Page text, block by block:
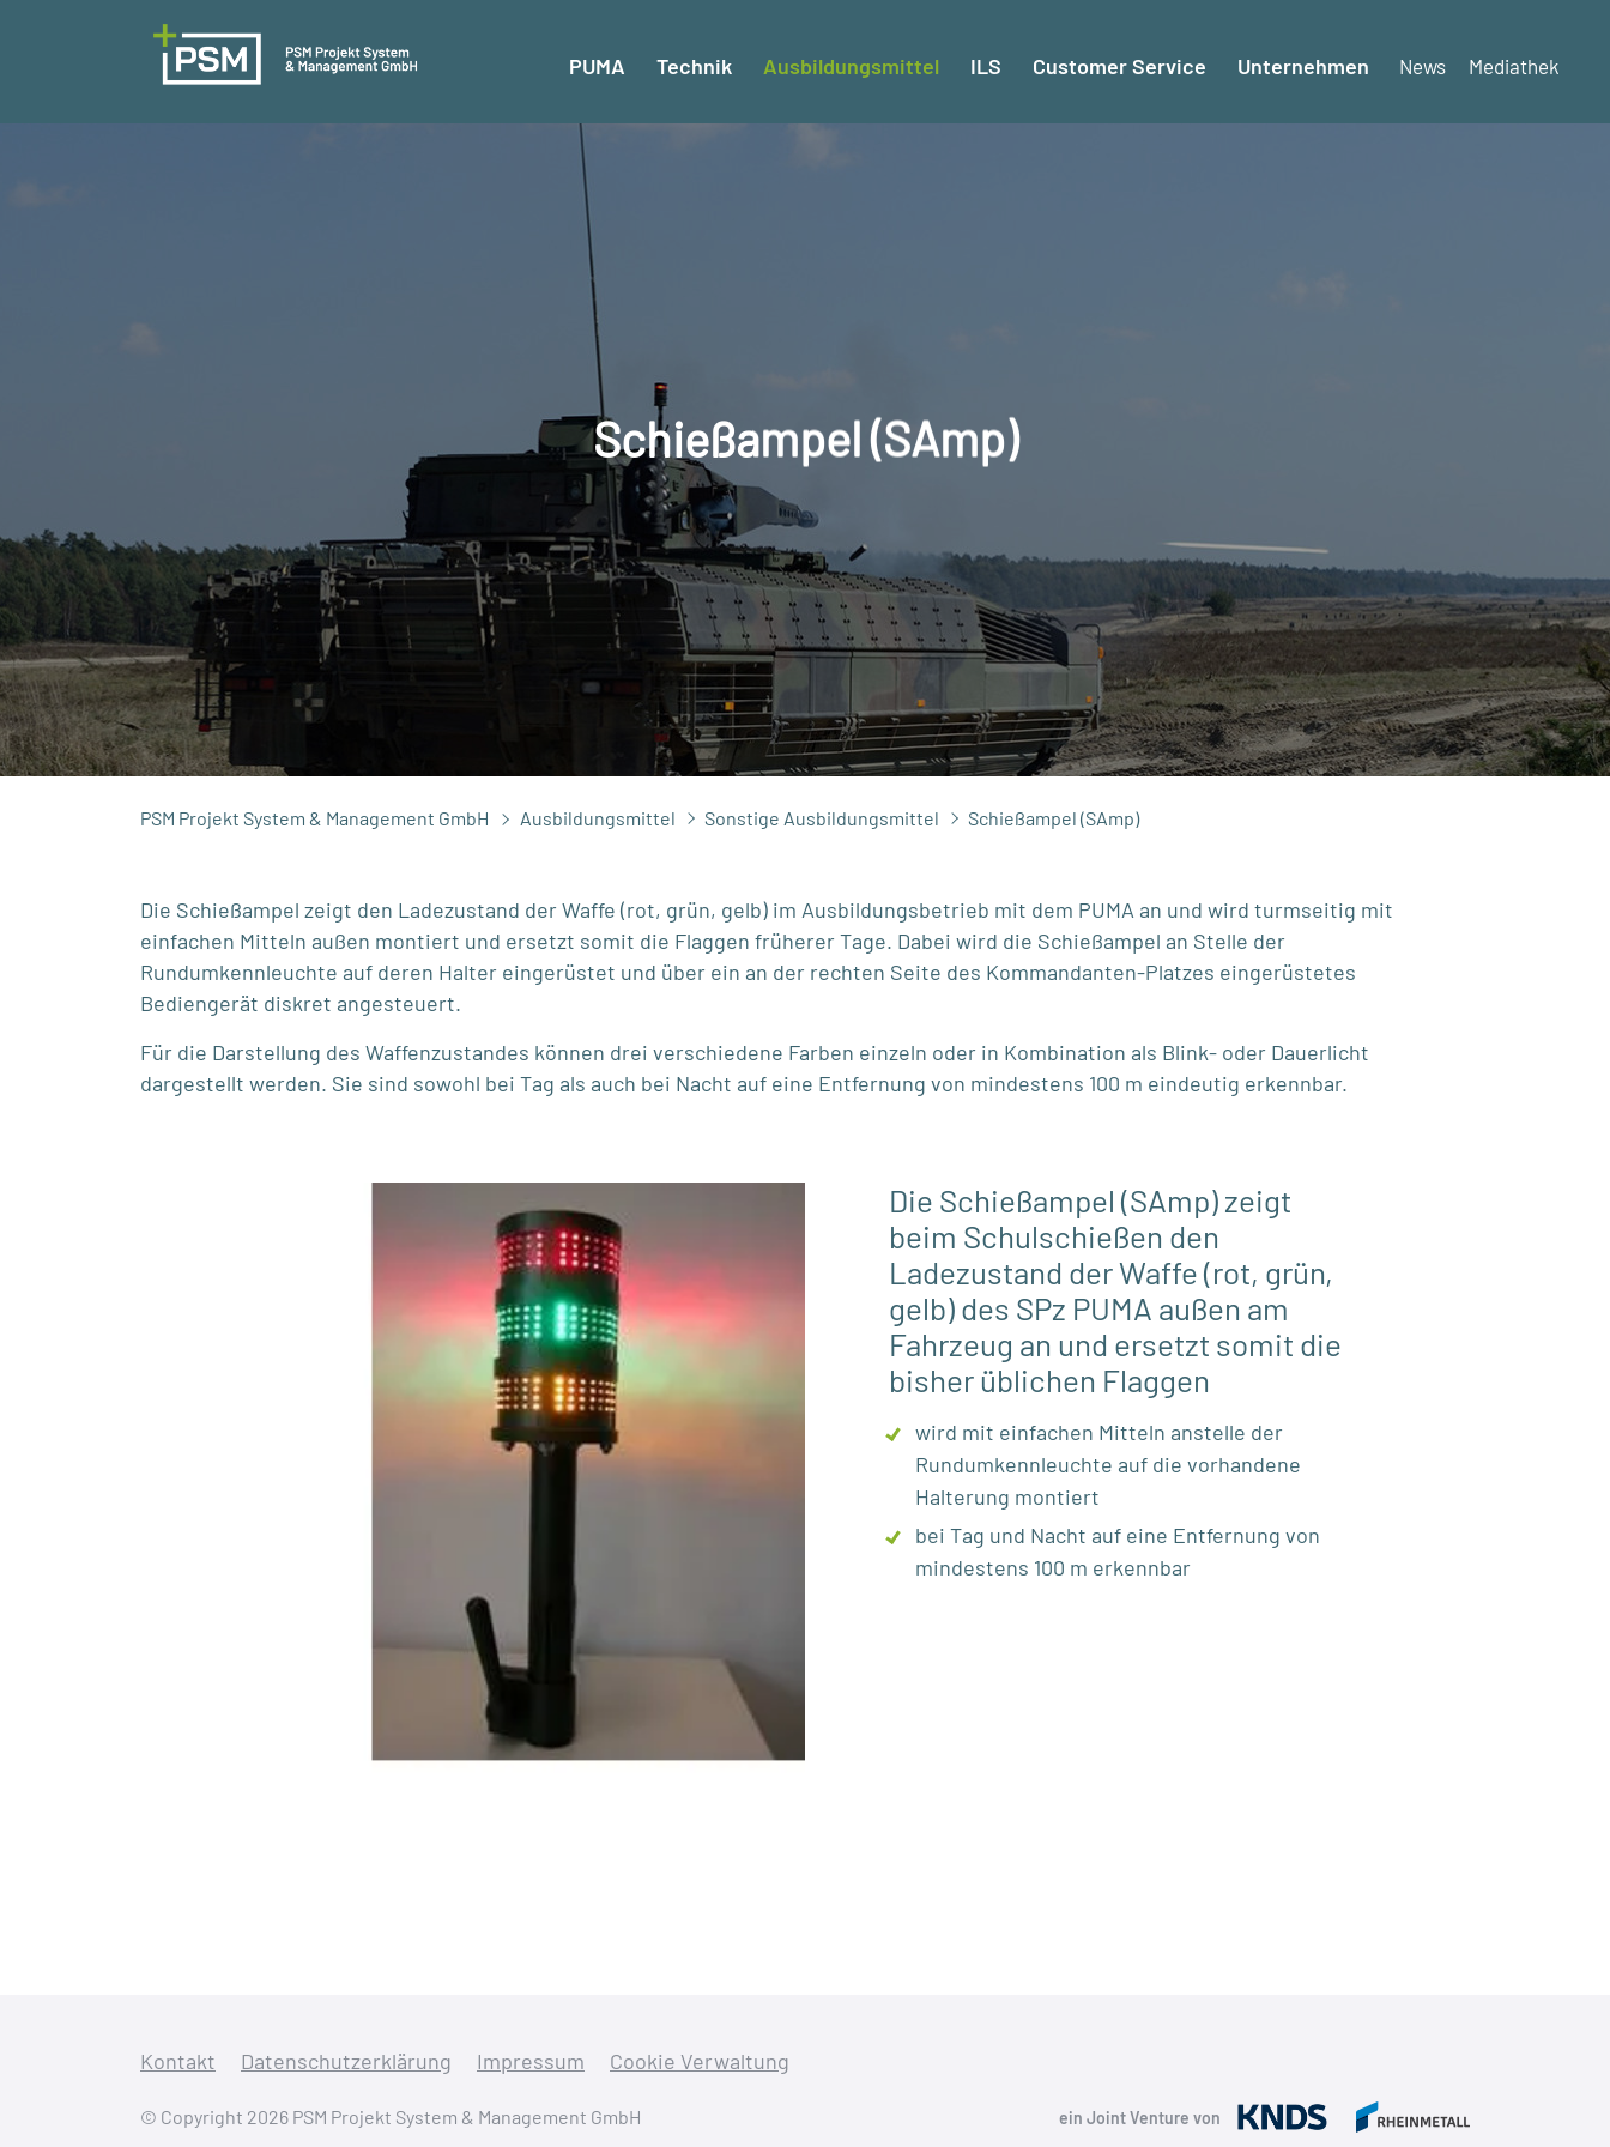
News Mediathek
PUMA Technik Ausbildungsmittel ILS Customer Service Unternehmen
Schießampel (SAmp)
PSM Projekt System & Management GmbH Ausbildungsmittel Sonstige Ausbildungsmittel Schießampel (SAmp)
Die Schießampel zeigt den Ladezustand der Waffe (rot, grün, gelb) im Ausbildungsbetrieb mit dem PUMA an und wird turmseitig mit
einfachen Mitteln außen montiert und ersetzt somit die Flaggen früherer Tage. Dabei wird die Schießampel an Stelle der
Rundumkennleuchte auf deren Halter eingerüstet und über ein an der rechten Seite des Kommandanten-Platzes eingerüstetes
Bediengerät diskret angesteuert.
Für die Darstellung des Waffenzustandes können drei verschiedene Farben einzeln oder in Kombination als Blink- oder Dauerlicht
dargestellt werden. Sie sind sowohl bei Tag als auch bei Nacht auf eine Entfernung von mindestens 100 m eindeutig erkennbar.
Die Schießampel (SAmp) zeigt
beim Schulschießen den
Ladezustand der Waffe (rot, grün,
gelb) des SPz PUMA außen am
Fahrzeug an und ersetzt somit die
bisher üblichen Flaggen
wird mit einfachen Mitteln anstelle der
Rundumkennleuchte auf die vorhandene
Halterung montiert
bei Tag und Nacht auf eine Entfernung von
mindestens 100 m erkennbar
Kontakt Datenschutzerklärung Impressum Cookie Verwaltung
© Copyright 2026 PSM Projekt System & Management GmbH ein Joint Venture von